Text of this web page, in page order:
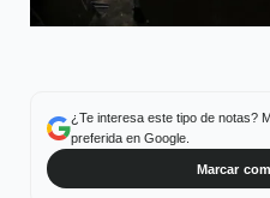
¿Te interesa este tipo de notas?
preferida en Google.
Marcar